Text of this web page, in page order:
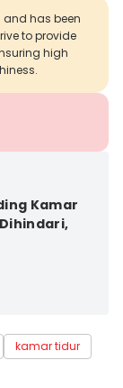
and has been
to provide
high
Kamar
kamar tidur